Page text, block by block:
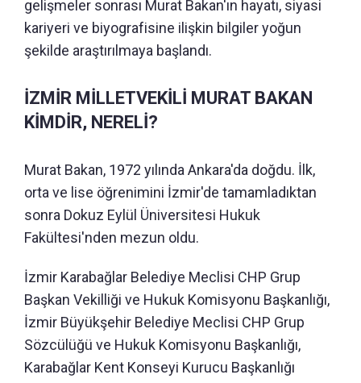
gelişmeler sonrası Murat Bakan'ın hayatı, siyasi
kariyeri ve biyografisine ilişkin bilgiler yoğun
şekilde araştırılmaya başlandı.
İZMİR MİLLETVEKİLİ MURAT BAKAN
KİMDİR, NERELİ?
Murat Bakan, 1972 yılında Ankara'da doğdu. İlk,
orta ve lise öğrenimini İzmir'de tamamladıktan
sonra Dokuz Eylül Üniversitesi Hukuk
Fakültesi'nden mezun oldu.
İzmir Karabağlar Belediye Meclisi CHP Grup
Başkan Vekilliği ve Hukuk Komisyonu Başkanlığı,
İzmir Büyükşehir Belediye Meclisi CHP Grup
Sözcülüğü ve Hukuk Komisyonu Başkanlığı,
Karabağlar Kent Konseyi Kurucu Başkanlığı